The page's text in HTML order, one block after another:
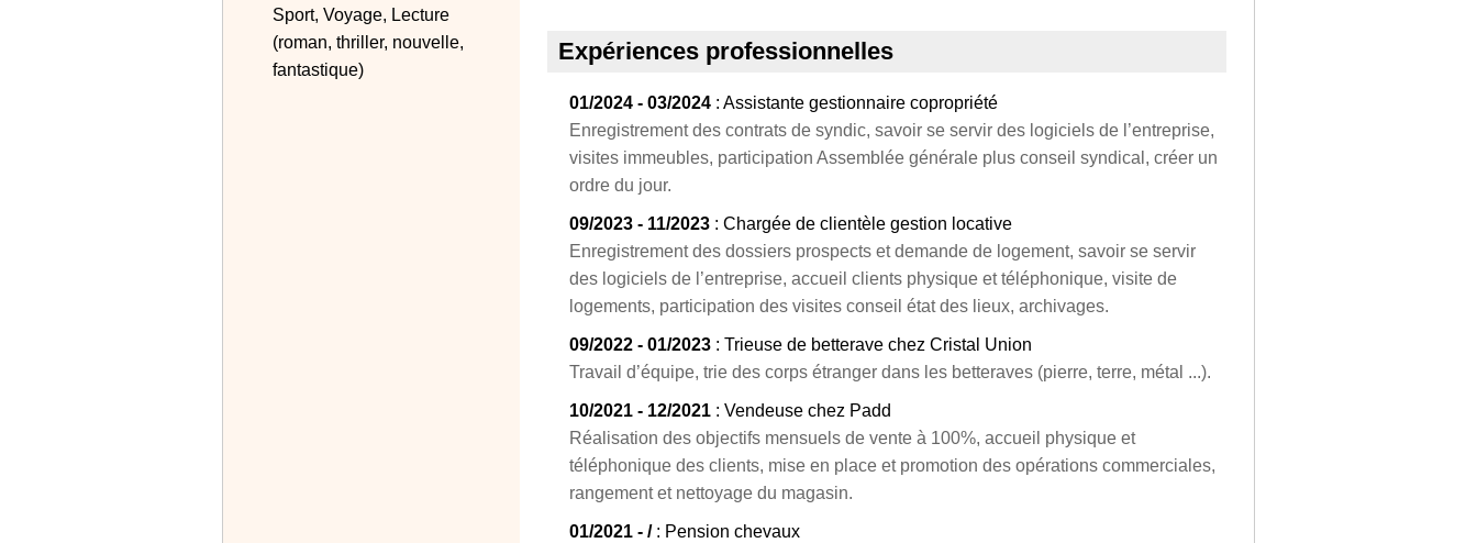
Sport, Voyage, Lecture
(roman, thriller, nouvelle,
fantastique)
Expériences professionnelles
01/2024 - 03/2024 : Assistante gestionnaire copropriété
Enregistrement des contrats de syndic, savoir se servir des logiciels de l’entreprise,
visites immeubles, participation Assemblée générale plus conseil syndical, créer un
ordre du jour.
09/2023 - 11/2023 : Chargée de clientèle gestion locative
Enregistrement des dossiers prospects et demande de logement, savoir se servir
des logiciels de l’entreprise, accueil clients physique et téléphonique, visite de
logements, participation des visites conseil état des lieux, archivages.
09/2022 - 01/2023 : Trieuse de betterave chez Cristal Union
Travail d’équipe, trie des corps étranger dans les betteraves (pierre, terre, métal ...).
10/2021 - 12/2021 : Vendeuse chez Padd
Réalisation des objectifs mensuels de vente à 100%, accueil physique et
téléphonique des clients, mise en place et promotion des opérations commerciales,
rangement et nettoyage du magasin.
01/2021 - /: Pension chevaux